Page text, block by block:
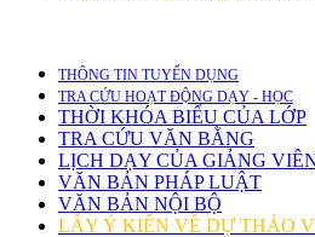
THÔNG TIN TUYỂN DỤNG
TRA CỨU HOẠT ĐỘNG DẠY - HỌC
THỜI KHÓA BIỂU CỦA LỚP
TRA CỨU VĂN BẰNG
LỊCH DẠY CỦA GIẢNG
VĂN BẢN PHÁP LUẬT
VĂN BẢN NỘI BỘ
LẤY Ý KIẾN VỀ DỰ THẢO